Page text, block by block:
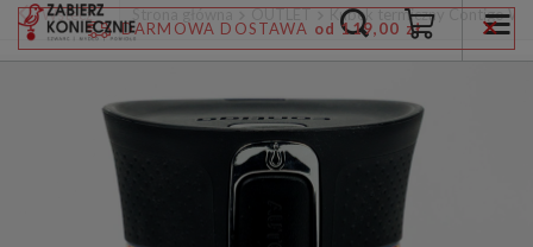
DARMOWA DOSTAWA od 119,00 zł
Wstecz Strona główna OUTLET Kubek termiczny Contigo